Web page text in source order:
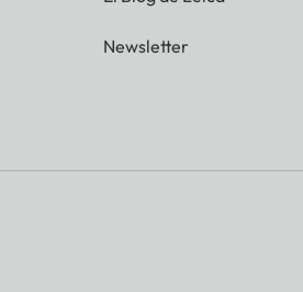
Newsletter